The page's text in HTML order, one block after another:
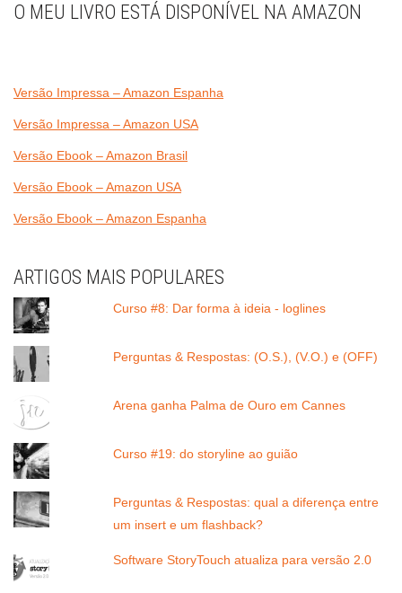
O MEU LIVRO ESTÁ DISPONÍVEL NA AMAZON
Versão Impressa – Amazon Espanha
Versão Impressa – Amazon USA
Versão Ebook – Amazon Brasil
Versão Ebook – Amazon USA
Versão Ebook – Amazon Espanha
ARTIGOS MAIS POPULARES
Curso #8: Dar forma à ideia - loglines
Perguntas & Respostas: (O.S.), (V.O.) e (OFF)
Arena ganha Palma de Ouro em Cannes
Curso #19: do storyline ao guião
Perguntas & Respostas: qual a diferença entre
um insert e um flashback?
Software StoryTouch atualiza para versão 2.0